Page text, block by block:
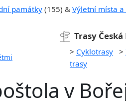
památky (155) & Výletní místa
Trasy
> Cyklotrasy >
trasy
v